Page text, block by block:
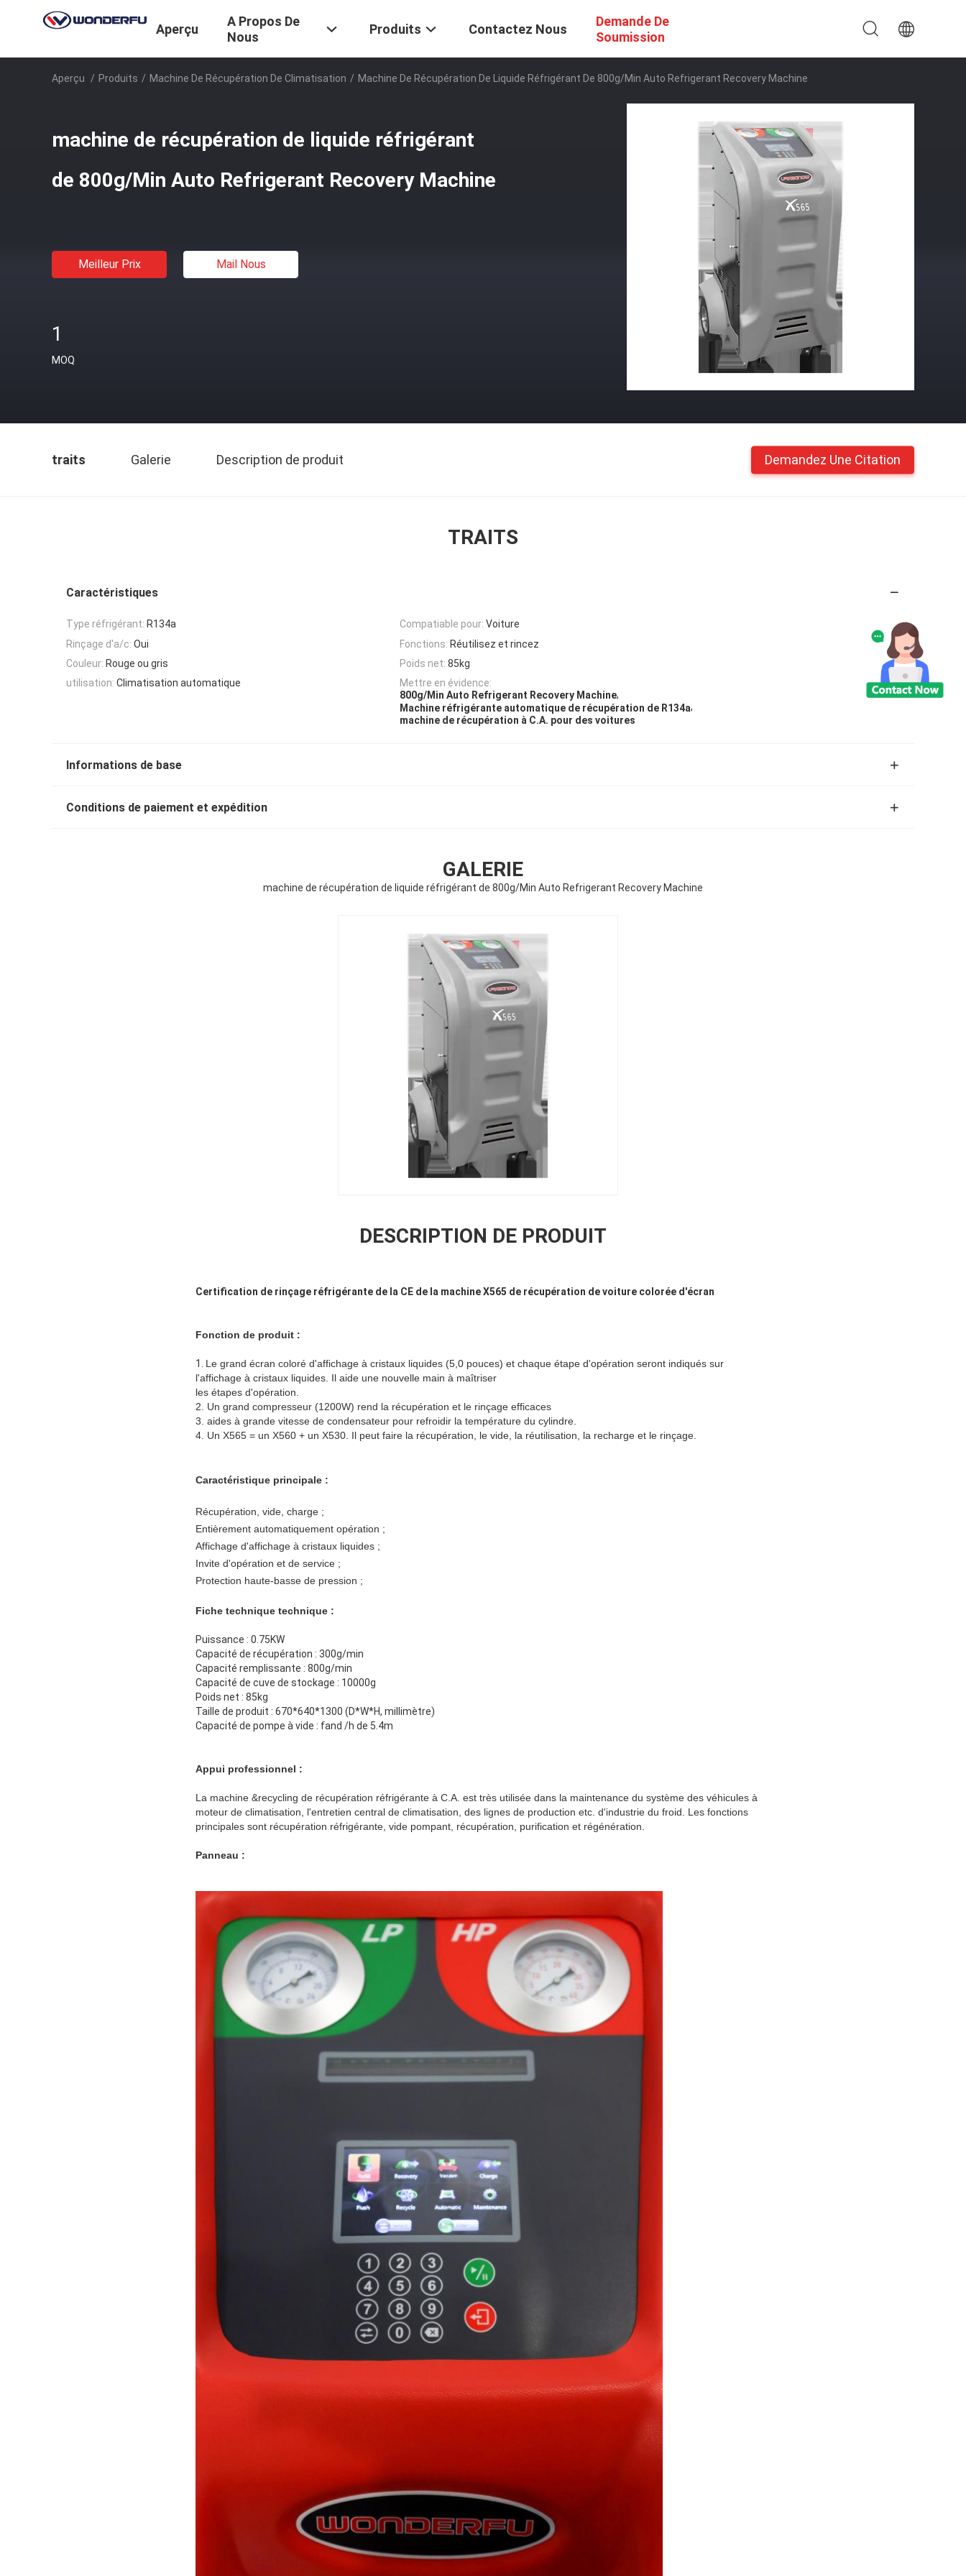
Aperçu
A Propos De
Nous
Produits Contactez Nous
Demande De
Soumission
Aperçu / Produits / Machine De Récupération De Climatisation / Machine De Récupération De Liquide Réfrigérant De 800g/Min Auto Refrigerant Recovery Machine
machine de récupération de liquide réfrigérant
de 800g/Min Auto Refrigerant Recovery Machine
Meilleur Prix Mail Nous
1
MOQ
traits Galerie Description de produit Demandez Une Citation
TRAITS
Caractéristiques
Type réfrigérant: R134a Compatiable pour: Voiture
Rinçage d'a/c: Oui Fonctions: Réutilisez et rincez
Couleur: Rouge ou gris Poids net: 85kg
utilisation: Climatisation automatique
Mettre en évidence:
800g/Min Auto Refrigerant Recovery Machine,
Machine réfrigérante automatique de récupération de R134a,
machine de récupération à C.A. pour des voitures
Informations de base
Conditions de paiement et expédition
GALERIE
machine de récupération de liquide réfrigérant de 800g/Min Auto Refrigerant Recovery Machine
DESCRIPTION DE PRODUIT
Certification de rinçage réfrigérante de la CE de la machine X565 de récupération de voiture colorée d'écran
Fonction de produit :
1. Le grand écran coloré d'affichage à cristaux liquides (5,0 pouces) et chaque étape d'opération seront indiqués sur
l'affichage à cristaux liquides. Il aide une nouvelle main à maîtriser
les étapes d'opération.
2. Un grand compresseur (1200W) rend la récupération et le rinçage efficaces
3. aides à grande vitesse de condensateur pour refroidir la température du cylindre.
4. Un X565 = un X560 + un X530. Il peut faire la récupération, le vide, la réutilisation, la recharge et le rinçage.
Caractéristique principale :
Récupération, vide, charge ;
Entièrement automatiquement opération ;
Affichage d'affichage à cristaux liquides ;
Invite d'opération et de service ;
Protection haute-basse de pression ;
Fiche technique technique :
Puissance : 0.75KW
Capacité de récupération : 300g/min
Capacité remplissante : 800g/min
Capacité de cuve de stockage : 10000g
Poids net : 85kg
Taille de produit : 670*640*1300 (D*W*H, millimètre)
Capacité de pompe à vide : fand /h de 5.4m
Appui professionnel :
La machine &recycling de récupération réfrigérante à C.A. est très utilisée dans la maintenance du système des véhicules à
moteur de climatisation, l'entretien central de climatisation, des lignes de production etc. d'industrie du froid. Les fonctions
principales sont récupération réfrigérante, vide pompant, récupération, purification et régénération.
Panneau :